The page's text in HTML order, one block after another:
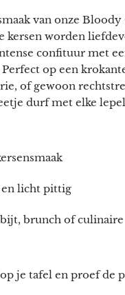
van onze
kersen worden
confituur met
op een
of gewoon
durf met elke
licht pittig
brunch of culinaire
je tafel en proef de